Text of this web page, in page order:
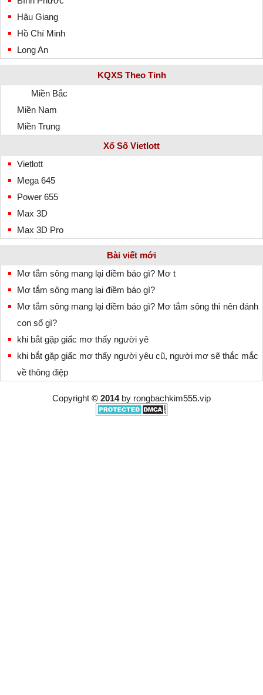
Hậu Giang
Hồ Chí Minh
Long An
KQXS Theo Tỉnh
Miền Bắc
Miền Nam
Miền Trung
Xổ Số Vietlott
Vietlott
Mega 645
Power 655
Max 3D
Max 3D Pro
Bài viết mới
Mơ tắm sông mang lại điềm báo gì? Mơ t
Mơ tắm sông mang lại điềm báo gì?
Mơ tắm sông mang lại điềm báo gì? Mơ tắm sông thì nên đánh
con số gì?
khi bắt gặp giấc mơ thấy người yê
khi bắt gặp giấc mơ thấy người yêu cũ, người mơ sẽ thắc mắc
về thông điệp
Copyright © 2014by rongbachkim555.vip